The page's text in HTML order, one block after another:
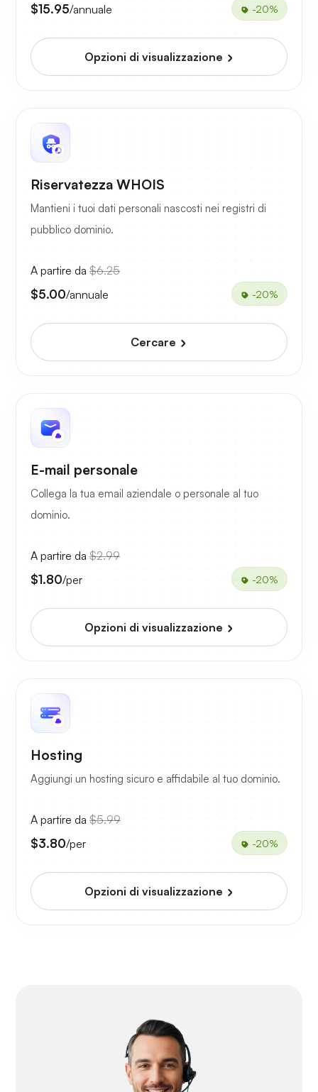
$15.95/annuale -20%
Opzioni di visualizzazione
Riservatezza WHOIS
Mantieni i tuoi dati personali nascosti nei registri di
pubblico dominio.
A partire da $6.25
$5.00/annuale -20%
Cercare
E-mail personale
Collega la tua email aziendale o personale al tuo
dominio.
A partire da $2.99
$1.80/per -20%
Opzioni di visualizzazione
Hosting
Aggiungi un hosting sicuro e affidabile al tuo dominio.
A partire da $5.99
$3.80/per -20%
Opzioni di visualizzazione